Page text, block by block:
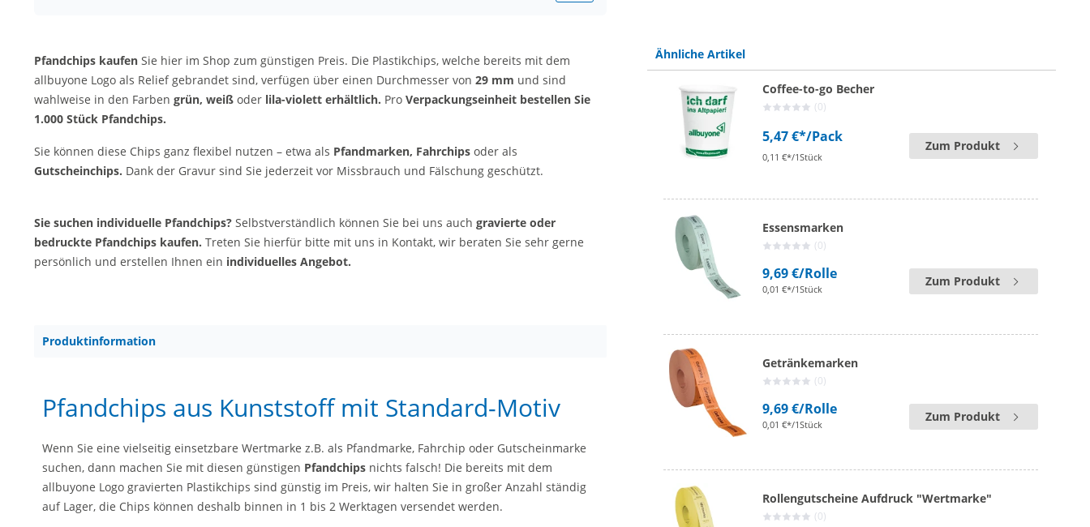
Pfandchips kaufen Sie hier im Shop zum günstigen Preis. Die Plastikchips, welche bereits mit dem
allbuyone Logo als Relief gebrandet sind, verfügen über einen Durchmesser von 29 mm und sind
wahlweise in den Farben grün, weiß oder lila-violett erhältlich. Pro Verpackungseinheit bestellen Sie
1.000 Stück Pfandchips.
Sie können diese Chips ganz flexibel nutzen – etwa als Pfandmarken, Fahrchips oder als
Gutscheinchips. Dank der Gravur sind Sie jederzeit vor Missbrauch und Fälschung geschützt.
Sie suchen individuelle Pfandchips? Selbstverständlich können Sie bei uns auch gravierte oder
bedruckte Pfandchips kaufen. Treten Sie hierfür bitte mit uns in Kontakt, wir beraten Sie sehr gerne
persönlich und erstellen Ihnen ein individuelles Angebot.
Produktinformation
Pfandchips aus Kunststoff mit Standard-Motiv
Wenn Sie eine vielseitig einsetzbare Wertmarke z.B. als Pfandmarke, Fahrchip oder Gutscheinmarke
suchen, dann machen Sie mit diesen günstigen Pfandchips nichts falsch! Die bereits mit dem
allbuyone Logo gravierten Plastikchips sind günstig im Preis, wir halten Sie in großer Anzahl ständig
auf Lager, die Chips können deshalb binnen in 1 bis 2 Werktagen versendet werden.
Ähnliche Artikel
Coffee-to-go Becher
(0)
5,47 €*/Pack
0,11 €*/1Stück
Zum Produkt
Essensmarken
(0)
9,69 €/Rolle
0,01 €*/1Stück
Zum Produkt
Getränkemarken
(0)
9,69 €/Rolle
0,01 €*/1Stück
Zum Produkt
Rollengutscheine Aufdruck "Wertmarke"
(0)